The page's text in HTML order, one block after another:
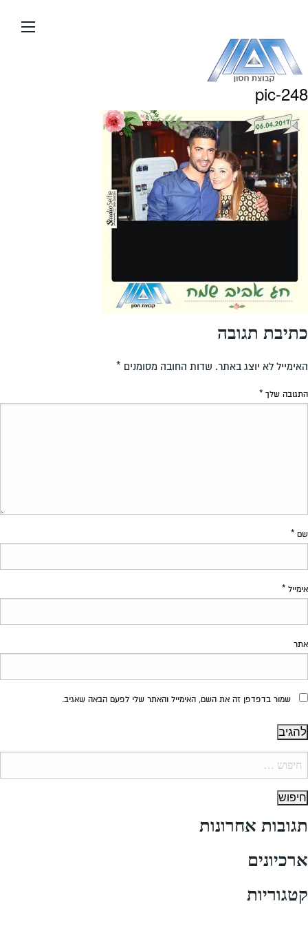
העמוד
pic-248
כתיבת תגובה
האימייל לא יוצג באתר. שדות החובה מסומנים *
התגובה שלך *
שם *
אימייל *
אתר
שמור בדפדפן זה את השם, האימייל והאתר שלי לפעם הבאה שאגיב.
תגובות אחרונות
ארכיונים
קטגוריות